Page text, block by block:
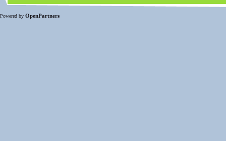
Powered by OpenPartners